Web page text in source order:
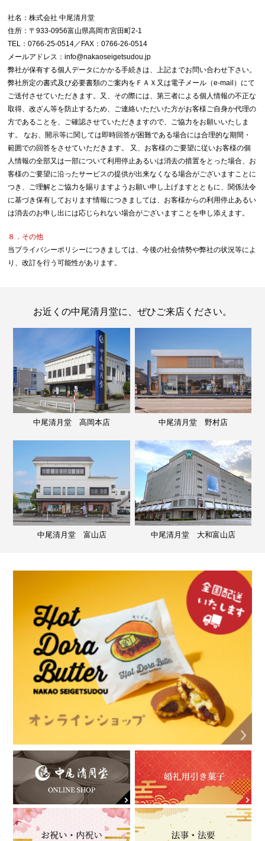
社名：株式会社 中尾清月堂
住所：〒933-0956富山県高岡市宮田町2-1
TEL：0766-25-0514／FAX：0766-26-0514
メールアドレス：info@nakaoseigetsudou.jp
弊社が保有する個人データにかかる手続きは、上記までお問い合わせ下さい。
弊社所定の書式及び必要書類のご案内をＦＡＸ又は電子メール（e-mail）にて
ご送付させていただきます。又、その際には、第三者による個人情報の不正な
取得、改ざん等を防止するため、ご連絡いただいた方がお客様ご自身か代理の
方であることを、ご確認させていただきますので、ご協力をお願いいたしま
す。 なお、開示等に関しては即時回答が困難である場合には合理的な期間・
範囲での回答をさせていただきます。 又、お客様のご要望に従いお客様の個
人情報の全部又は一部について利用停止あるいは消去の措置をとった場合、お
客様のご要望に沿ったサービスの提供が出来なくなる場合がございますことに
つき、ご理解とご協力を賜りますようお願い申し上げますとともに、関係法令
に基づき保有しております情報につきましては、お客様からの利用停止あるい
は消去のお申し出には応じられない場合がございますことを申し添えます。
８．その他
当プライバシーポリシーにつきましては、今後の社会情勢や弊社の状況等によ
り、改訂を行う可能性があります。
お近くの中尾清月堂に、ぜひご来店ください。
中尾清月堂 高岡本店 中尾清月堂 野村店
中尾清月堂 富山店 中尾清月堂 大和富山店